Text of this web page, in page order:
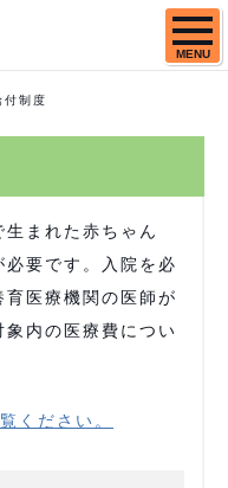
MENU
付制度
まれた赤ちゃん
必要です。入院を必
医療機関の医師が
内の医療費につい
ください。